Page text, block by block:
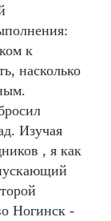
к
насколько
Изучая
, я как
Ногинск -